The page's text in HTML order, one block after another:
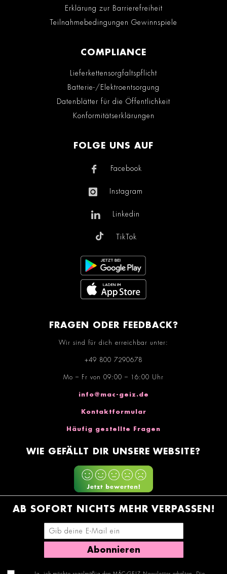
Erklärung zur Barrierefreiheit
Teilnahmebedingungen Gewinnspiele
COMPLIANCE
Lieferkettensorgfaltspflicht
Batterie-/Elektroentsorgung
Datenblätter für die Öffentlichkeit
Konformitätserklärungen
FOLGE UNS AUF
Facebook
Instagram
Linkedin
TikTok
FRAGEN ODER FEEDBACK?
Wir sind für dich erreichbar unter:
+49 800 7290678
Mo – Fr von 09:00 – 16:00 Uhr
info@mac-geiz.de
Kontaktformular
Häufig gestellte Fragen
WIE GEFÄLLT DIR UNSERE WEBSITE?
AB SOFORT NICHTS MEHR VERPASSEN!
E-Mail-Adresse eingeben
Abonnieren